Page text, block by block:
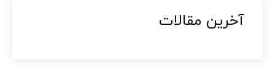
آخرین مقالات​